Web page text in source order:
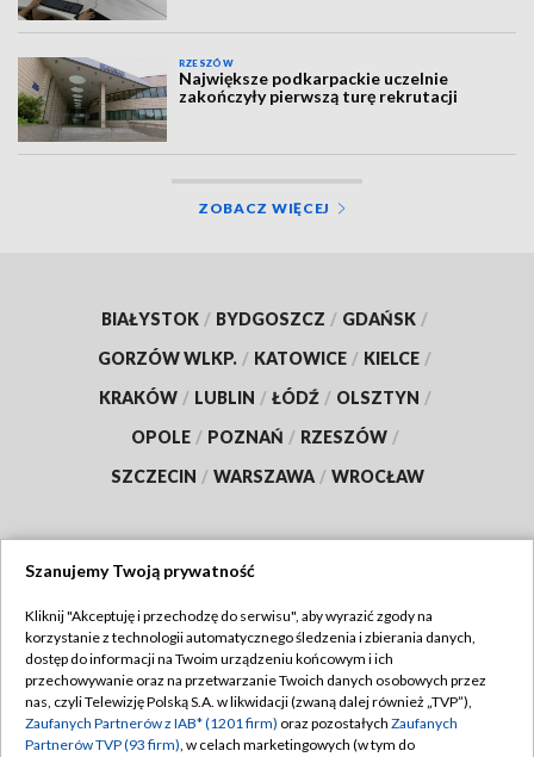
RZESZÓW
Największe podkarpackie uczelnie
zakończyły pierwszą turę rekrutacji
ZOBACZ WIĘCEJ
BIAŁYSTOK / BYDGOSZCZ / GDAŃSK /
GORZÓW WLKP. / KATOWICE / KIELCE /
KRAKÓW / LUBLIN / ŁÓDŹ / OLSZTYN /
OPOLE / POZNAŃ / RZESZÓW /
SZCZECIN / WARSZAWA / WROCŁAW
TVP
Abonament TVP
Emisja w TVP
Regulamin TVP
Polityka prywatności
Szanujemy Twoją prywatność
Kliknij "Akceptuję i przechodzę do serwisu", aby wyrazić zgody na
korzystanie z technologii automatycznego śledzenia i zbierania danych,
dostęp do informacji na Twoim urządzeniu końcowym i ich
przechowywanie oraz na przetwarzanie Twoich danych osobowych przez
nas, czyli Telewizję Polską S.A. w likwidacji (zwaną dalej również „TVP”),
Zaufanych Partnerów z IAB* (1201 firm) oraz pozostałych Zaufanych
Partnerów TVP (93 firm), w celach marketingowych (w tym do